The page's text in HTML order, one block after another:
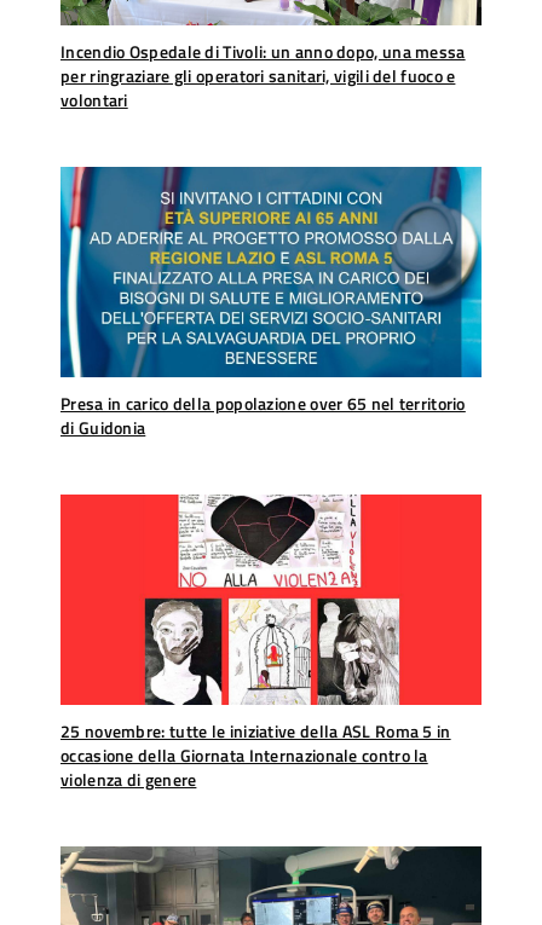
Incendio Ospedale di Tivoli: un anno dopo, una messa
per ringraziare gli operatori sanitari, vigili del fuoco e
volontari
Presa in carico della popolazione over 65 nel territorio
di Guidonia
25 novembre: tutte le iniziative della ASL Roma 5 in
occasione della Giornata Internazionale contro la
violenza di genere